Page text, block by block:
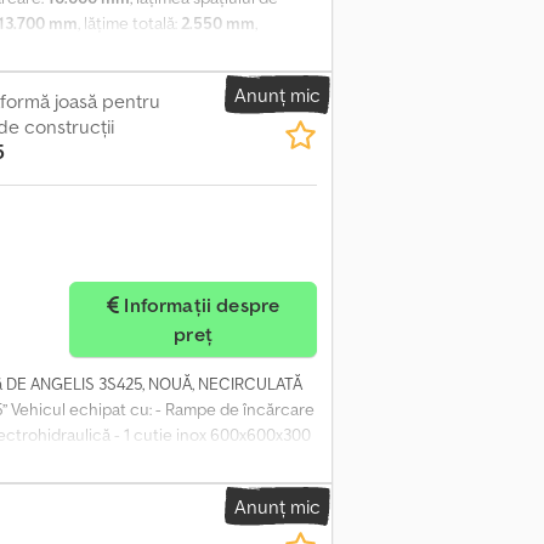
mm, lățime totală: 2.550 mm,
nouă, disponibilă imediat, în limita
cu lungimea de 10 m, înălțime de la sol
rampe reglabile în lățime, rampe
și lemn, 12 anvelope 245.70 R 17.5,
INTERDRIVE SRL - PARMA.
Anunț mic
joasă pentru
construcţii
preț
ANGELIS 3S425, NOUĂ, NECIRCULATĂ
Vehicul echipat cu: - Rampe de încărcare
- 1 cutie inox 600x600x300
automat - Kit inele ancorare -
SAU LEASING PERSONALIZAT
ALTE SEDII ALE GRUPULUI NOSTRU:
EBOLI (SA) – REPREZENTANT OFICIAL
Anunț mic